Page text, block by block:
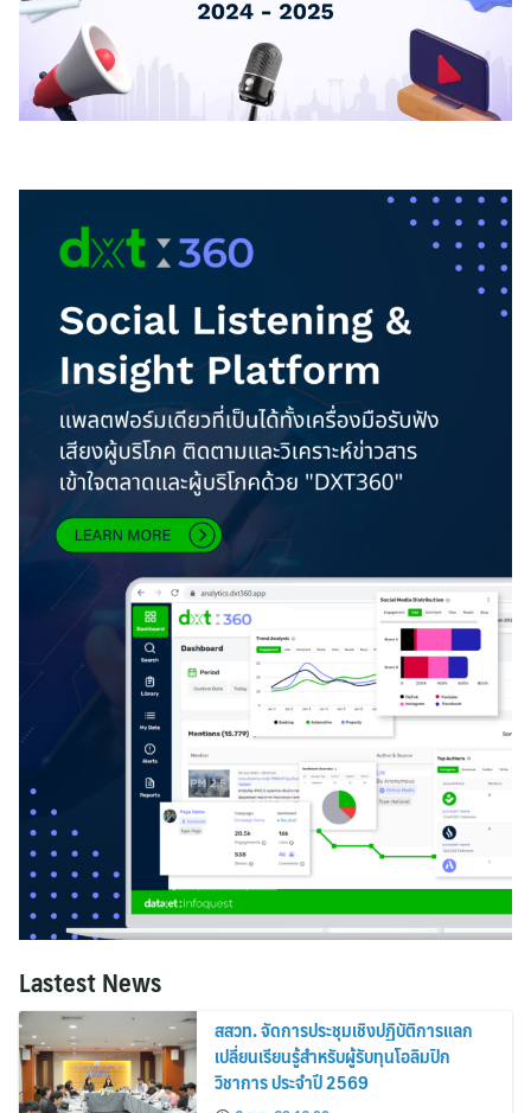
Lastest News
สสวท. จัดการประชุมเชิงปฏิบัติการแลก
เปลี่ยนเรียนรู้สำหรับผู้รับทุนโอลิมปิก
วิชาการ ประจำปี 2569